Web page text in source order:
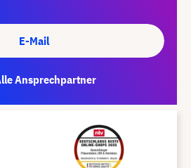
E-Mail
Ansprechpartner